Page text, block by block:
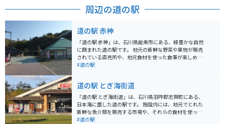
周辺の道の駅
道の駅 赤神
「道の駅 赤神」は、石川県能美市にある、緑豊かな自然
に囲まれた道の駅です。 地元の新鮮な野菜や果物が販売
されている直売所や、地元食材を使った食事が楽しめる
レストランが人気です。 特に、地元産の蕎麦を使った手
点としても最適です。 周辺には、国の重要文化財に指定
されている「旧赤神家住宅」など、歴史的な建造物も点
在しています。 豊かな自然と歴史、そしてグルメが楽し
める「道の駅 赤神」に、ぜひ一度足を運んでみてくださ
い。
#道の駅
道の駅 とぎ海街道
「道の駅 とぎ海街道」は、石川県羽咋郡志賀町にある、
日本海に面した道の駅です。 施設内には、地元でとれた
新鮮な魚介類を販売する市場や、それらの食材を使った
料理を提供するレストランがあります。 日本海の雄大な
#道の駅